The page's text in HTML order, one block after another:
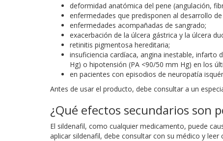
deformidad anatómica del pene (angulación,
enfermedades que predisponen al desarrollo
enfermedades acompañadas de sangrado;
exacerbación de la úlcera gástrica y la úlcera
retinitis pigmentosa hereditaria;
insuficiencia cardíaca, angina inestable,
Hg) o hipotensión (PA <90/50 mm Hg) en los
en pacientes con episodios de neuropatía
Antes de usar el producto, debe consultar a un
¿Qué efectos secundarios son
El sildenafil, como cualquier medicamento, puede
aplicar sildenafil, debe consultar con su médico y